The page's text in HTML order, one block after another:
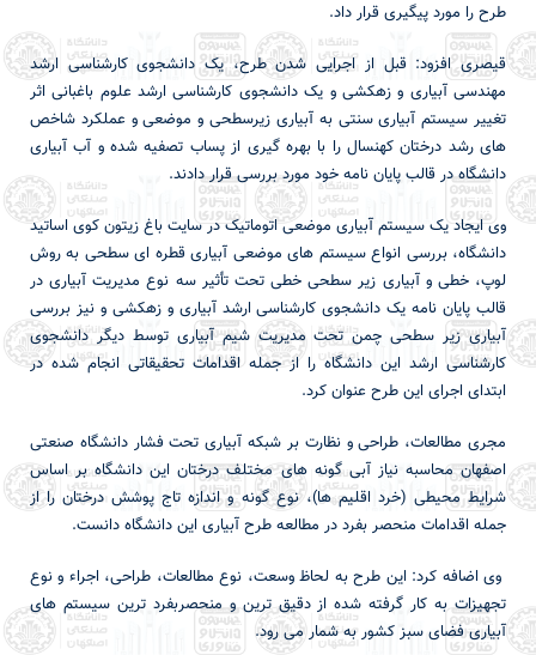
طرح را مورد پیگیری قرار داد.
قیصری افزود: قبل از اجرایی شدن طرح، یک دانشجوی کارشناسی ارشد
مهندسی آبیاری و زهکشی و یک دانشجوی کارشناسی ارشد علوم باغبانی اثر
تغییر سیستم آبیاری سنتی به آبیاری زیرسطحی و موضعی و عملکرد شاخص
های رشد درختان کهنسال را با بهره گیری از پساب تصفیه شده و آب آبیاری
دانشگاه در قالب پایان نامه خود مورد بررسی قرار دادند.
وی ایجاد یک سیستم آبیاری موضعی اتوماتیک در سایت باغ زیتون کوی اساتید
دانشگاه، بررسی انواع سیستم های موضعی آبیاری قطره ای سطحی به روش
لوپ، خطی و آبیاری زیر سطحی خطی تحت تأثیر سه نوع مدیریت آبیاری در
قالب پایان نامه یک دانشجوی کارشناسی ارشد آبیاری و زهکشی و نیز بررسی
آبیاری زیر سطحی چمن تحت مدیریت شیم آبیاری توسط دیگر دانشجوی
کارشناسی ارشد این دانشگاه را از جمله اقدامات تحقیقاتی انجام شده در
ابتدای اجرای این طرح عنوان کرد.
مجری مطالعات، طراحی و نظارت بر شبکه آبیاری تحت فشار دانشگاه صنعتی
اصفهان محاسبه نیاز آبی گونه های مختلف درختان این دانشگاه بر اساس
شرایط محیطی (خرد اقلیم ها)، نوع گونه و اندازه تاج پوشش درختان را از
جمله اقدامات منحصر بفرد در مطالعه طرح آبیاری این دانشگاه دانست.
وی اضافه کرد: این طرح به لحاظ وسعت، نوع مطالعات، طراحی، اجراء و نوع
تجهیزات به کار گرفته شده از دقیق ترین و منحصربفرد ترین سیستم های
آبیاری فضای سبز کشور به شمار می رود.